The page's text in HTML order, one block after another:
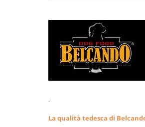
.
La qualità tedesca di